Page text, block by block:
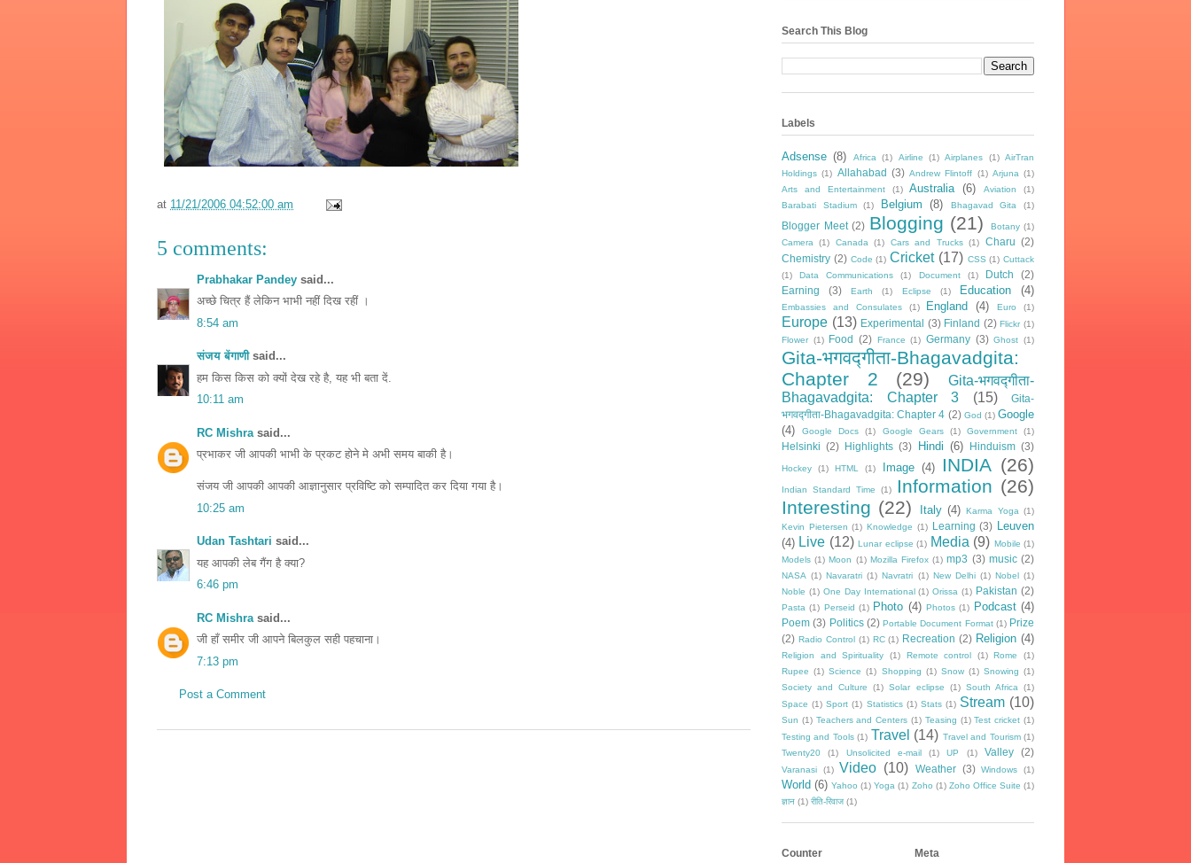
at 11/21/2006 04:52:00 am
5 comments:
Prabhakar Pandey said...
अच्छे चित्र हैं लेकिन भाभी नहीं दिख रहीं ।
8:54 am
संजय बेंगाणीsaid...
हम किस किस को क्यों देख रहे है, यह भी बता दें.
10:11 am
RC Mishra said...
प्रभाकर जी आपकी भाभी के प्रकट होने मे अभी समय बाकी है।
संजय जी आपकी आपकी आज्ञानुसार प्रविष्टि को सम्पादित कर दिया गया है।
10:25 am
Udan Tashtari said...
यह आपकी लेब गैंग है क्या?
6:46 pm
RC Mishra said...
जी हाँ समीर जी आपने बिलकुल सही पहचाना।
7:13 pm
Post a Comment
Search This Blog
Labels
Adsense (8) Africa (1) Airline (1) Airplanes (1) AirTran
Holdings (1) Allahabad (3) Andrew Flintoff (1) Arjuna (1)
Arts and Entertainment
(1) Australia (6) Aviation
(1)
Barabati Stadium
(1) Belgium (8) Bhagavad Gita (1)
Blogger Meet (2) Blogging (21) Botany (1)
Camera
(1) Canada (1) Cars and Trucks (1) Charu (2)
Chemistry (2) Code (1) Cricket (17) CSS (1) Cuttack
(1)
Data Communications (1) Document (1) Dutch
(2)
Earning
(3) Earth (1) Eclipse (1) Education (4)
Embassies and Consulates (1) England (4) Euro (1)
Europe (13) Experimental (3) Finland (2) Flickr (1)
Flower (1) Food (2) France (1) Germany (3) Ghost (1)
Gita-भगवद्गीता-Bhagavadgita:
Chapter 2
(29)
Gita-भगवद्गीता-
Bhagavadgita: Chapter 3
(15)
Gita-
भगवद्गीता-Bhagavadgita: Chapter 4 (2) God (1) Google
(4)
Google Docs (1) Google Gears (1) Government (1)
Helsinki (2) Highlights (3) Hindi (6) Hinduism (3)
Hockey (1) HTML (1) Image (4) INDIA (26)
Indian Standard Time (1) Information (26)
Interesting (22) Italy (4) Karma Yoga (1)
Kevin Pietersen (1) Knowledge (1) Learning (3)
Leuven
(4) Live (12) Lunar eclipse (1) Media (9) Mobile (1)
Models (1) Moon (1) Mozilla Firefox (1) mp3 (3) music (2)
NASA (1) Navaratri (1) Navratri (1) New Delhi (1) Nobel (1)
Noble (1) One Day International (1) Orissa (1) Pakistan (2)
Pasta (1) Perseid (1) Photo (4) Photos (1) Podcast (4)
Poem (3) Politics (2) Portable Document Format (1) Prize
(2) Radio Control (1) RC (1) Recreation (2) Religion (4)
Religion and Spirituality (1) Remote control (1) Rome
(1)
Rupee (1) Science (1) Shopping (1) Snow (1) Snowing (1)
Society and Culture
(1) Solar eclipse (1) South Africa
(1)
Space (1) Sport (1) Statistics (1) Stats (1) Stream (10)
Sun (1) Teachers and Centers (1) Teasing (1) Test cricket (1)
Testing and Tools (1) Travel (14) Travel and Tourism (1)
Twenty20
(1) Unsolicited e-mail (1) UP (1) Valley (2)
Varanasi (1) Video (10) Weather (3) Windows (1)
World (6) Yahoo (1) Yoga (1) Zoho (1) Zoho Office Suite (1)
ज्ञान (1) रीति-रिवाज (1)
Counter Meta